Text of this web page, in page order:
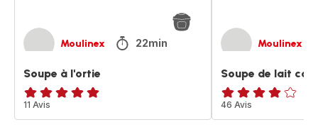
Moulinex 22min
Soupe à l'ortie
Avis
5
11 Avis
Moulinex
Soupe de lait
Avis
4
46 Avis